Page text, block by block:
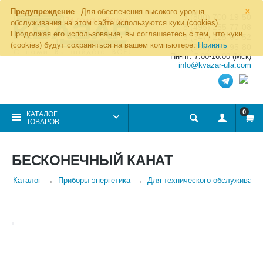
×
Предупреждение
Для обеспечения высокого уровня
обслуживания на этом сайте используются куки (cookies).
Продолжая его использование, вы соглашаетесь с тем, что куки
(cookies) будут сохраняться на вашем компьютере: Принять
8 (800) 700-19-50
8 (495) 255-77-08
8 (347) 225-00-52
8 (986) 963-95-80
Пн-пт: 7.00-16.00 (Мск)
info@kvazar-ufa.com
КАТАЛОГ
ТОВАРОВ
0
БЕСКОНЕЧНЫЙ КАНАТ
Каталог Приборы энергетика Для технического